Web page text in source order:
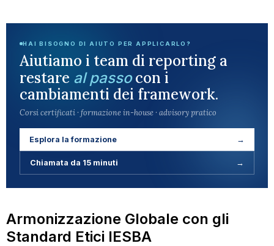
HAI BISOGNO DI AIUTO PER APPLICARLO?
Aiutiamo i team di reporting a
restare al passocon i
cambiamenti dei framework.
Corsi certificati · formazione in-house · advisory pratico
Esplora la formazione →
Chiamata da 15 minuti →
Armonizzazione Globale con gli
Standard Etici IESBA